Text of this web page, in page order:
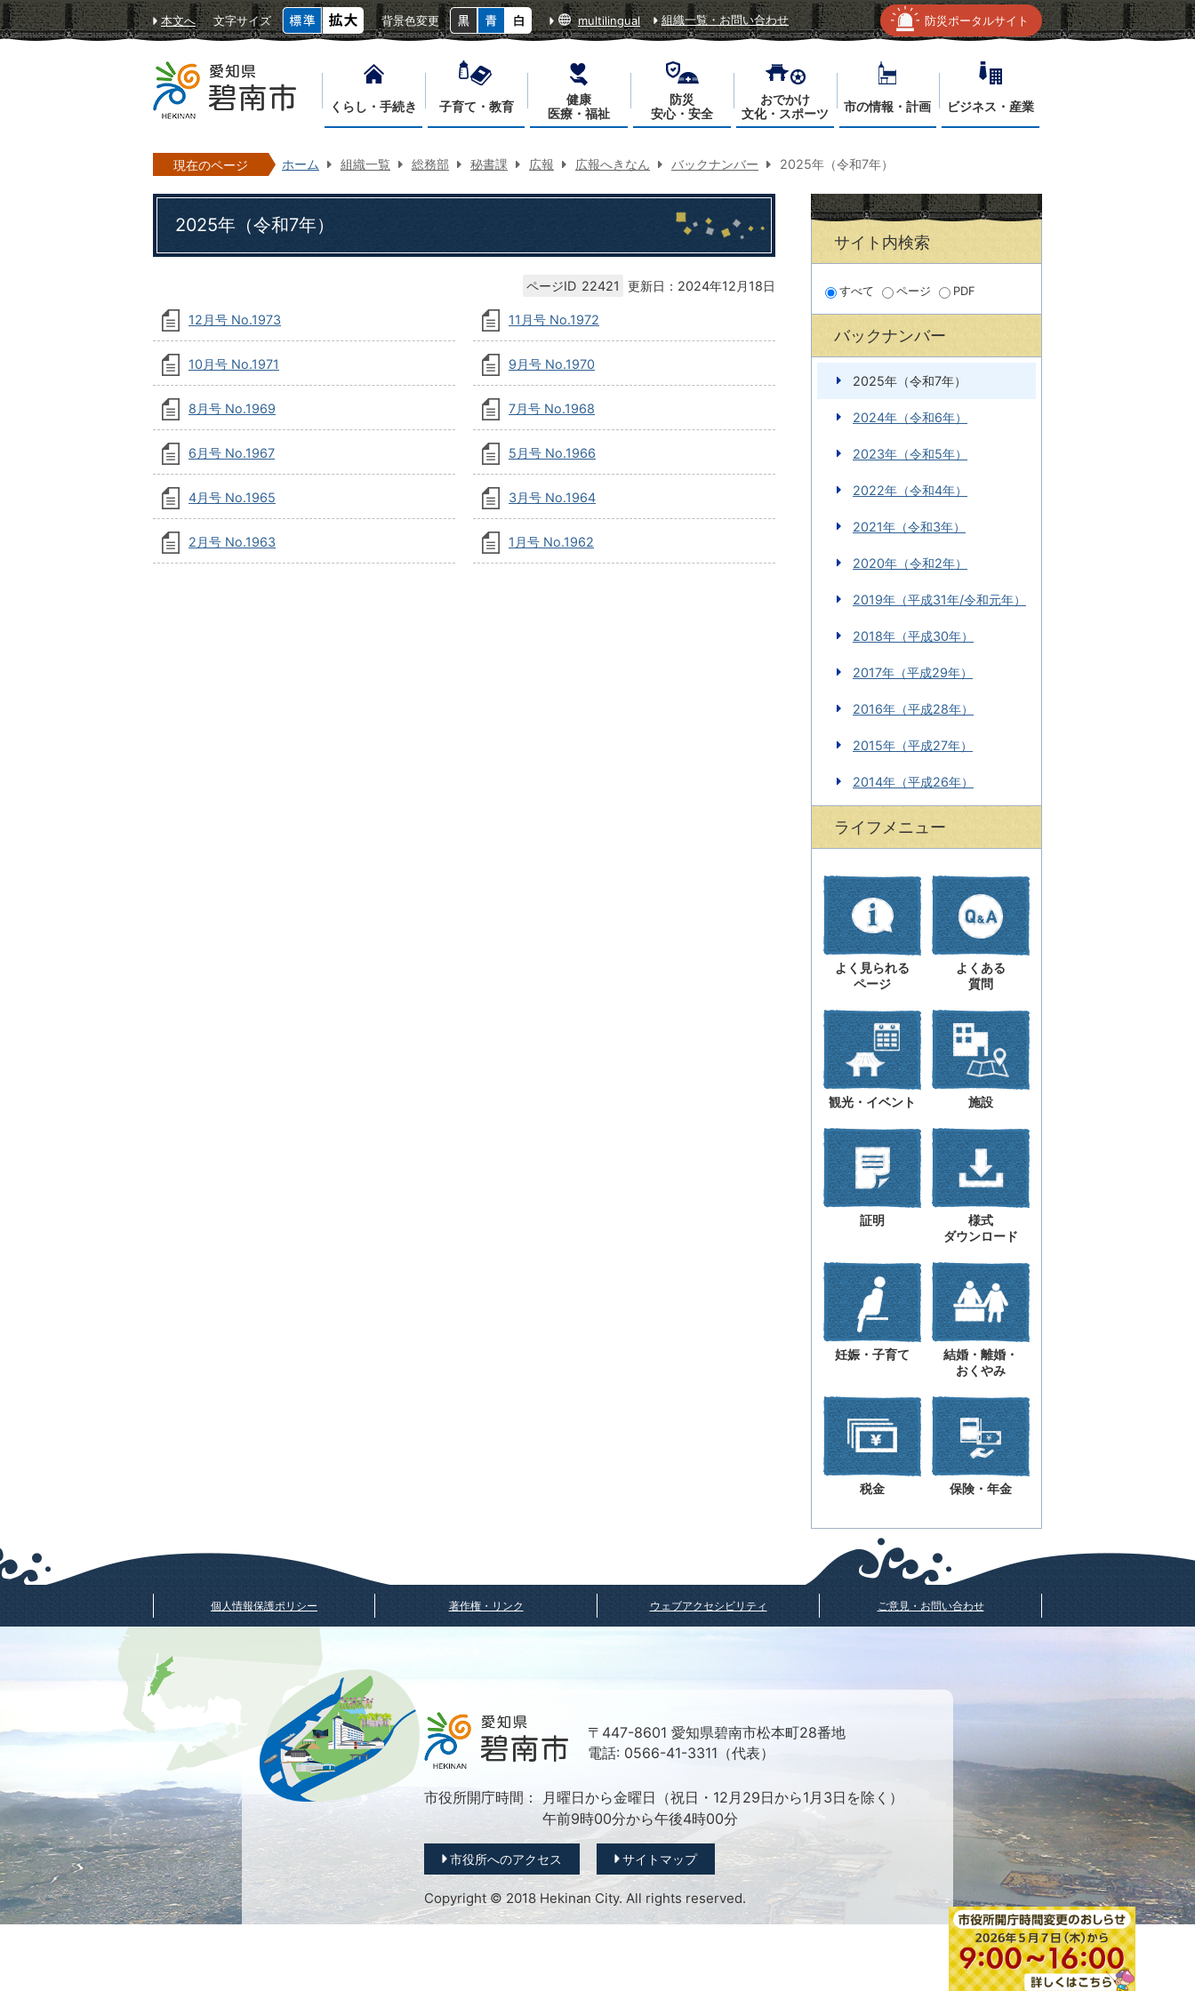
本文へ 文字サイズ 背景色変更 multilingual 組織一覧・お問い合わせ 防災ポータルサイト
くらし・手続き 子育て・教育
健康
医療・福祉
防災
安心・安全
おでかけ
文化・スポーツ
市の情報・計画 ビジネス・産業
現在のページ ホーム 組織一覧 総務部 秘書課 広報 広報へきなん バックナンバー 2025年（令和7年）
2025年（令和7年）
ページID 22421 更新日：2024年12月18日
12月号 No.1973 11月号 No.1972
10月号 No.1971 9月号 No.1970
8月号 No.1969 7月号 No.1968
6月号 No.1967 5月号 No.1966
4月号 No.1965 3月号 No.1964
2月号 No.1963 1月号 No.1962
サイト内検索
すべて ページ PDF
バックナンバー
2025年（令和7年）
2024年（令和6年）
2023年（令和5年）
2022年（令和4年）
2021年（令和3年）
2020年（令和2年）
2019年（平成31年/令和元年）
2018年（平成30年）
2017年（平成29年）
2016年（平成28年）
2015年（平成27年）
2014年（平成26年）
ライフメニュー
よく見られる
ページ
よくある
質問
観光・イベント 施設
証明
様式
ダウンロード
妊娠・子育て
結婚・離婚・
おくやみ
税金 保険・年金
個人情報保護ポリシー 著作権・リンク ウェブアクセシビリティ ご意見・お問い合わせ
〒447-8601 愛知県碧南市松本町28番地
電話: 0566-41-3311（代表）
市役所開庁時間：
月曜日から金曜日（祝日・12月29日から1月3日を除く）
午前9時00分から午後4時00分
市役所へのアクセス サイトマップ
Copyright © 2018 Hekinan City. All rights reserved.